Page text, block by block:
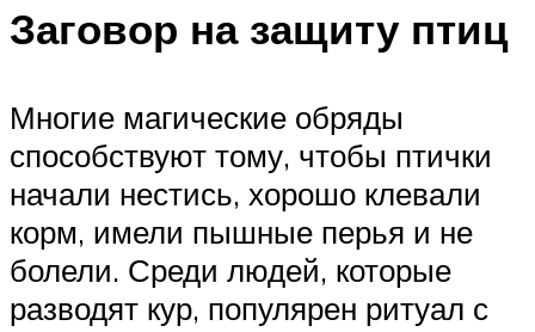
Заговор на защиту птиц
Многие магические обряды
способствуют тому, чтобы птички
начали нестись, хорошо клевали
корм, имели пышные перья и не
болели. Среди людей, которые
разводят кур, популярен ритуал с